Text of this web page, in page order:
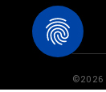
©2026